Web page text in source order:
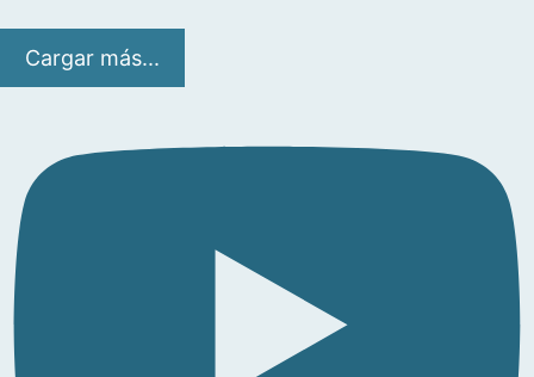
Cargar más...